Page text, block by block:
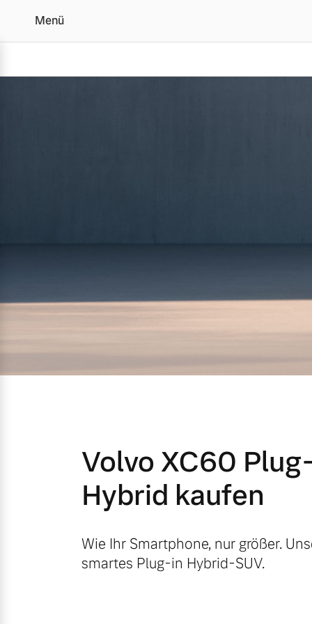
Der Volvo XC60 | Alle
Menü
Geschäftskunden
Editionsmodelle
Konnektivität
Aktuelle Angebote
Geschäftskunden
Über uns
Unser Team
Volvo XC60
Hybrid kaufen
Wie Ihr Smartphone, nur größer.
smartes Plug-in Hybrid-SUV.